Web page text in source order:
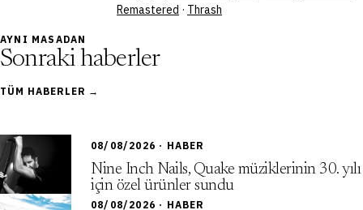
Remastered · Thrash
AYNI MASADAN
Sonraki haberler
TÜM HABERLER →
08/08/2026 · HABER
Nine Inch Nails, Quake müziklerinin 30. yılı
için özel ürünler sundu
08/08/2026 · HABER